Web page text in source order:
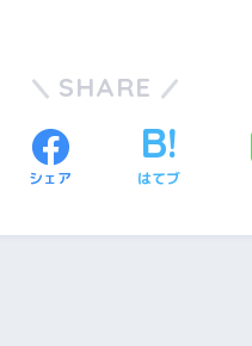
SHARE
シェア はてブ